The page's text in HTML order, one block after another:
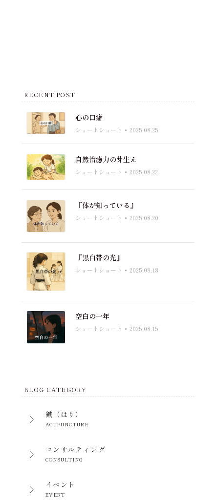
RECENT POST
心の口癖
ショートショート 2025.08.25
自然治癒力の芽生え
ショートショート 2025.08.22
『体が知っている』
ショートショート 2025.08.20
『黒白帯の光』
ショートショート 2025.08.18
空白の一年
ショートショート 2025.08.15
BLOG CATEGORY
鍼（はり）
ACUPUNCTURE
コンサルティング
CONSULTING
イベント
EVENT